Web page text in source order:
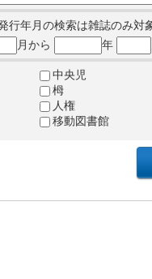
行年月の検索は雑誌のみ対
月から 年
中央児
栂
人権
移動図書館